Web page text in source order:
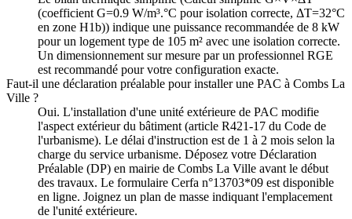
(coefficient G=0.9 W/m³.°C pour isolation correcte, ΔT=32°C
en zone H1b)) indique une puissance recommandée de 8 kW
pour un logement type de 105 m² avec une isolation correcte.
Un dimensionnement sur mesure par un professionnel RGE
est recommandé pour votre configuration exacte.
Faut-il une déclaration préalable pour installer une PAC à Combs La
Ville ?
Oui. L'installation d'une unité extérieure de PAC modifie
l'aspect extérieur du bâtiment (article R421-17 du Code de
l'urbanisme). Le délai d'instruction est de 1 à 2 mois selon la
charge du service urbanisme. Déposez votre Déclaration
Préalable (DP) en mairie de Combs La Ville avant le début
des travaux. Le formulaire Cerfa n°13703*09 est disponible
en ligne. Joignez un plan de masse indiquant l'emplacement
de l'unité extérieure.